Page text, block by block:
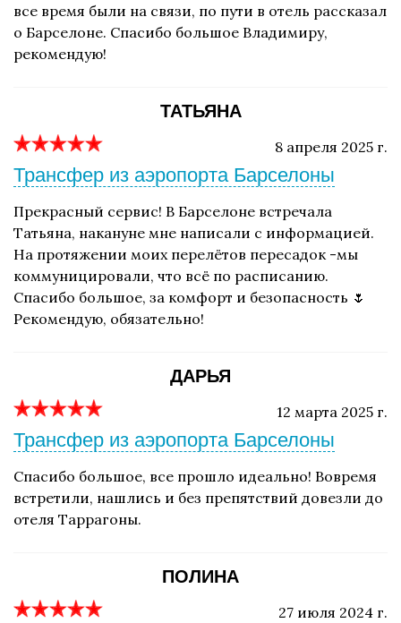
все время были на связи, по пути в отель рассказал
о Барселоне. Спасибо большое Владимиру,
рекомендую!
ТАТЬЯНА
8 апреля 2025 г.
Трансфер из аэропорта Барселоны
Прекрасный сервис! В Барселоне встречала
Татьяна, накануне мне написали с информацией.
На протяжении моих перелётов пересадок -мы
коммуницировали, что всё по расписанию.
Спасибо большое, за комфорт и безопасность 🌷
Рекомендую, обязательно!
ДАРЬЯ
12 марта 2025 г.
Трансфер из аэропорта Барселоны
Спасибо большое, все прошло идеально! Вовремя
встретили, нашлись и без препятствий довезли до
отеля Таррагоны.
ПОЛИНА
27 июля 2024 г.